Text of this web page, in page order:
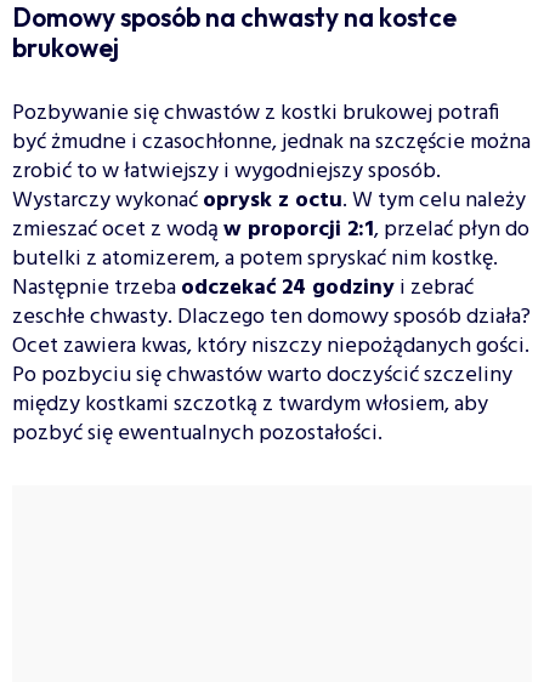
Domowy sposób na chwasty na kostce
brukowej
Pozbywanie się chwastów z kostki brukowej potrafi
być żmudne i czasochłonne, jednak na szczęście można
zrobić to w łatwiejszy i wygodniejszy sposób.
Wystarczy wykonaćoprysk z octu. W tym celu należy
zmieszać ocet z wodąw proporcji 2:1, przelać płyn do
butelki z atomizerem, a potem spryskać nim kostkę.
Następnie trzebaodczekać 24 godzinyi zebrać
zeschłe chwasty. Dlaczego ten domowy sposób działa?
Ocet zawiera kwas, który niszczy niepożądanych gości.
Po pozbyciu się chwastów warto doczyścić szczeliny
między kostkami szczotką z twardym włosiem, aby
pozbyć się ewentualnych pozostałości.